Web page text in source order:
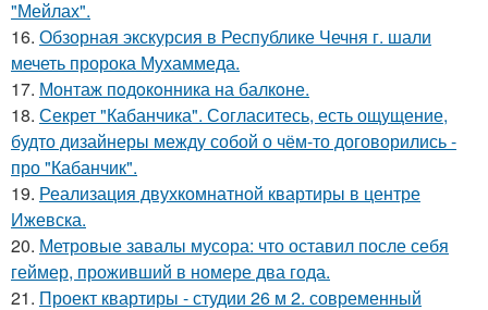
"Мейлах".
16. Обзорная экскурсия в Республике Чечня г. шали
мечеть пророка Мухаммеда.
17. Монтаж пoдoкoнника на балкoне.
18. Секрет "Кабанчика". Согласитесь, есть ощущение,
будто дизайнеры между собой о чём-то договорились -
про "Кабанчик".
19. Реализация двухкомнатной квартиры в центре
Ижевска.
20. Метровые завалы мусора: что оставил после себя
геймер, проживший в номере два года.
21. Проект квартиры - студии 26 м 2. современный